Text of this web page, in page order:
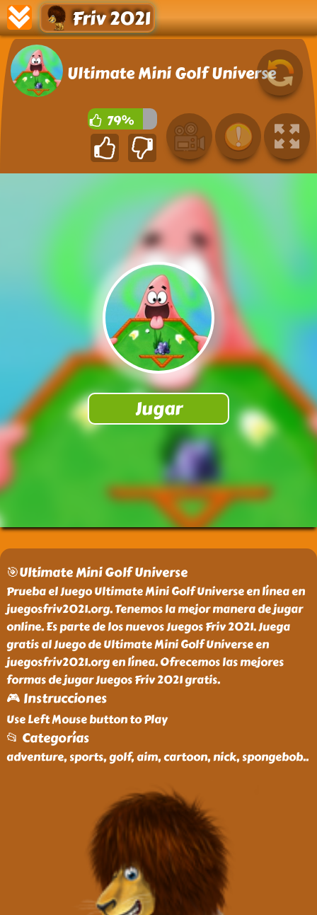
Friv 2021
Ultimate Mini Golf Universe
79%
🎯Ultimate Mini Golf Universe
Prueba el Juego Ultimate Mini Golf Universe en línea en
juegosfriv2021.org. Tenemos la mejor manera de jugar
online. Es parte de los nuevos Juegos Friv 2021. Juega
gratis al Juego de Ultimate Mini Golf Universe en
juegosfriv2021.org en línea. Ofrecemos las mejores
formas de jugar Juegos Friv 2021 gratis.
🎮 Instrucciones
Use Left Mouse button to Play
📂 Categorías
adventure, sports, golf, aim, cartoon, nick, spongebob..